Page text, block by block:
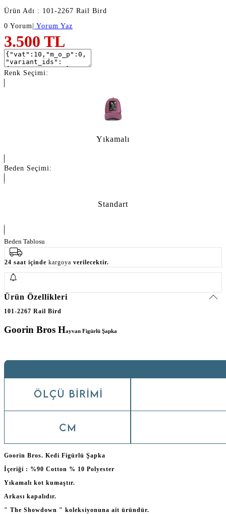
Ürün Adı : 101-2267 Rail Bird
0 Yorum | Yorum Yaz
3.500 TL
Renk Seçimi:
Yıkamalı
Beden Seçimi:
Standart
Beden Tablosu
24 saat içinde kargoya verilecektir.
Ürün Özellikleri
101-2267 Rail Bird
Goorin Bros Hayvan Figürlü Şapka
Goorin Bros. Kedi Figürlü Şapka
İçeriği : %90 Cotton % 10 Polyester
Yıkamalı kot kumaştır.
Arkası kapalıdır.
" The Showdown " koleksiyonuna ait üründür.